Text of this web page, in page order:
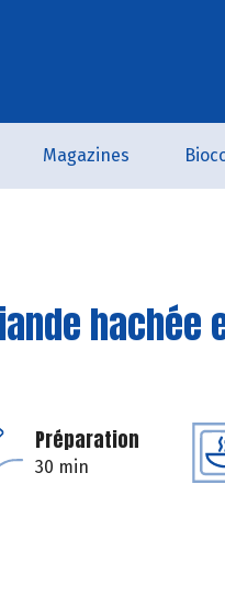
Magazines
hachée
Préparation
30 min